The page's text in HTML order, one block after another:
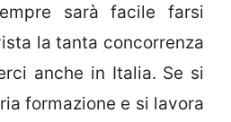
sarà facile farsi
la tanta concorrenza
anche in Italia. Se si
formazione e si lavora